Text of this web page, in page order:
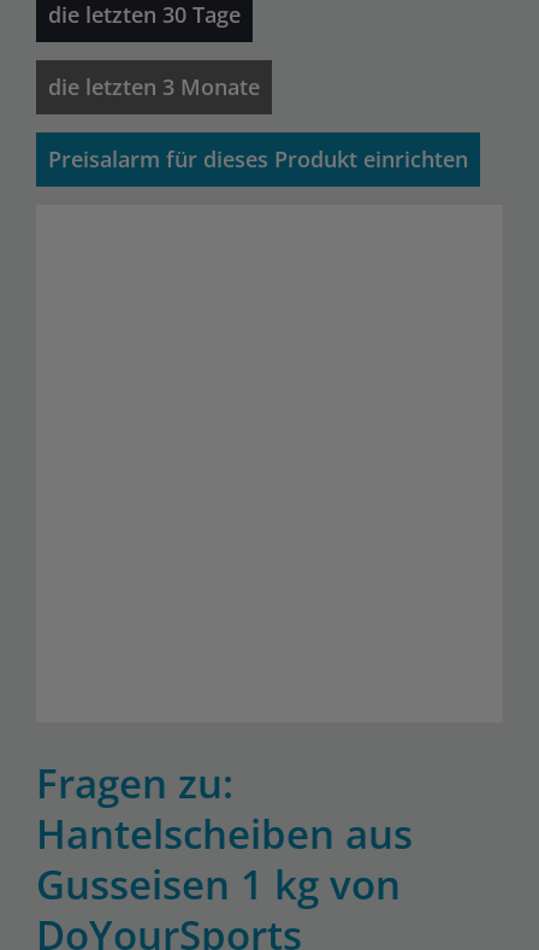
die letzten 30 Tage
die letzten 3 Monate
Preisalarm für dieses Produkt einrichten
Fragen zu:
Hantelscheiben aus
Gusseisen 1 kg von
DoYourSports